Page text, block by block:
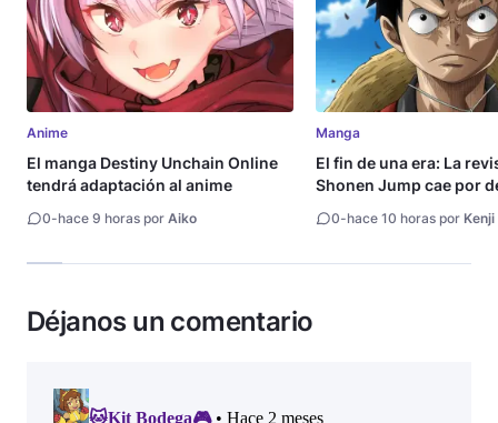
Anime
El manga Destiny Unchain Online
tendrá adaptación al anime
0-hace 9 horas por Aiko
Manga
El fin de una era: La
Shonen Jump cae por
0-hace 10 horas por Kenji
Déjanos un comentario